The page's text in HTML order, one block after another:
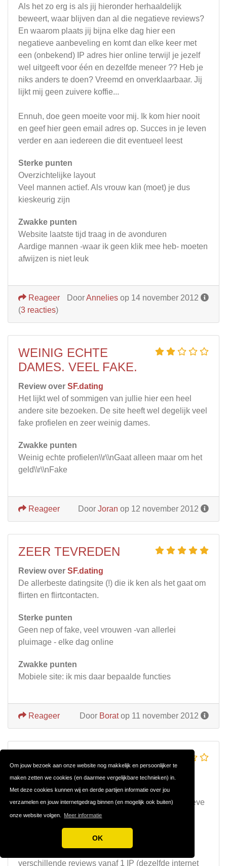
Om jouw bezoek aan onze website nog makkelijk en persoonlijker te
maken zetten we cookies (en daarmee vergelijkbare technieken) in.
Met deze cookies kunnen wij en derde partijen informatie over jou
verzamelen en jouw internetgedrag binnen (en mogelijk ook buiten)
onze website volgen. Meer informatie
OK
Als het zo erg is als jij hieronder herhaaldelijk
beweert, waar blijven dan al die negatieve reviews?
En waarom plaats jij bijna elke dag hier een
negatieve aanbeveling en komt dan elke keer met
een (onbekend) IP adres hier online terwijl je jezelf
wel uitgeeft voor één en dezelfde meneer ?? Heb je
niks anders te doen? Vreemd en onverklaarbaar. Jij
lijkt mij geen zuivere koffie...
Ennuh, doe geen moeite voor mij. Ik kom hier nooit
en geef hier geen email adres op. Succes in je leven
verder en aan iedereen die dit eventueel leest
Sterke punten
Overzichtelijke layout
Veel mannen actief. Als vrouw kan (moet) je dus
kieskeurig zijn
Zwakke punten
Website laatste tijd traag in de avonduren
Aardige mannen -waar ik geen klik mee heb- moeten
afwijzen is niet leuk
DoorAnnelies op 14 november 2012
Reageer
(3 reacties)
WEINIG ECHTE
DAMES. VEEL FAKE.
Review over SF.dating
Het lijkt wel of sommigen van jullie hier een heel
andere site bezoeken. De site heeft wel degelijk veel
fake profielen en zeer weinig dames.
Zwakke punten
Weinig echte profielen\\r\\nGaat alleen maar om het
geld\\r\\nFake
Door Joran op 12 november 2012
Reageer
ZEER TEVREDEN
Review over SF.dating
De allerbeste datingsite (!) die ik ken als het gaat om
flirten en flirtcontacten.
Sterke punten
Geen nep of fake, veel vrouwen -van allerlei
pluimage - elke dag online
Zwakke punten
Mobiele site: ik mis daar bepaalde functies
Door Boratop 11 november 2012
Reageer
Review overSF.dating
Alle positieve reviews van secretflirt zijn fake.
Natuurlijk komt straks weer een geweldige positieve
review. Let maar op. Duurt niet lang.
Dat de reviews nep zijn is mij helemaal duidelijk
geworden omdat zij een fout hebben gemaakt en
verschillende reviews vanaf 1 IP (dezelfde internet